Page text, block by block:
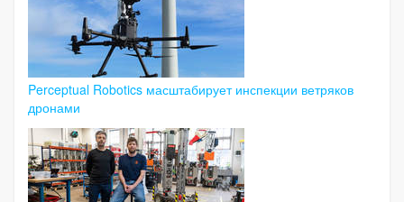
Perceptual Robotics масштабирует инспекции ветряков
дронами